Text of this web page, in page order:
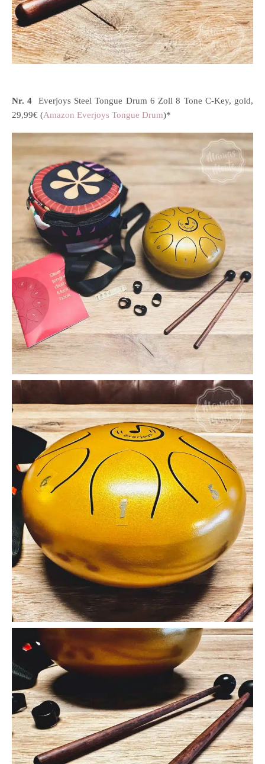
Nr. 4 Everjoys Steel Tongue Drum 6 Zoll 8 Tone C-Key, gold,
29,99€ (Amazon Everjoys Tongue Drum)*